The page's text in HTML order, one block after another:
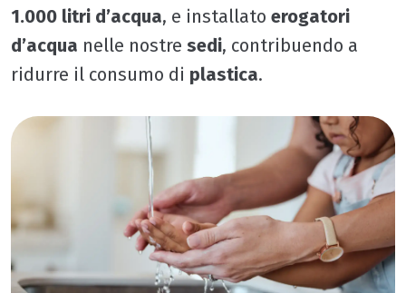
1.000 litri d’acqua, e installato erogatori
d’acqua nelle nostre sedi, contribuendo a
ridurre il consumo di plastica.